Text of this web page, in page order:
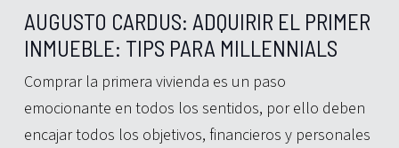
AUGUSTO CARDUS: ADQUIRIR EL PRIMER
INMUEBLE: TIPS PARA MILLENNIALS
Comprar la primera vivienda es un paso
emocionante en todos los sentidos, por ello deben
encajar todos los objetivos, financieros y personales